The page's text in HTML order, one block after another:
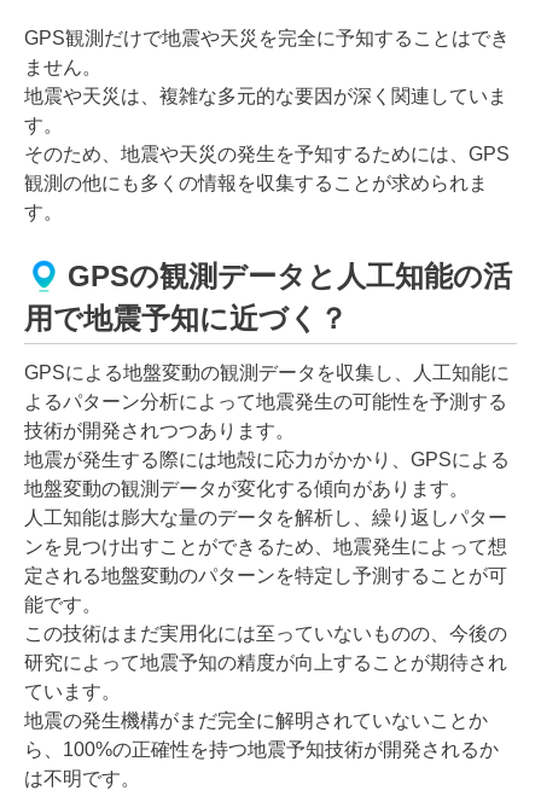
GPS観測だけで地震や天災を完全に予知することはでき
ません。
地震や天災は、複雑な多元的な要因が深く関連していま
す。
そのため、地震や天災の発生を予知するためには、GPS
観測の他にも多くの情報を収集することが求められま
す。
GPSの観測データと人工知能の活
用で地震予知に近づく？
GPSによる地盤変動の観測データを収集し、人工知能に
よるパターン分析によって地震発生の可能性を予測する
技術が開発されつつあります。
地震が発生する際には地殻に応力がかかり、GPSによる
地盤変動の観測データが変化する傾向があります。
人工知能は膨大な量のデータを解析し、繰り返しパター
ンを見つけ出すことができるため、地震発生によって想
定される地盤変動のパターンを特定し予測することが可
能です。
この技術はまだ実用化には至っていないものの、今後の
研究によって地震予知の精度が向上することが期待され
ています。
地震の発生機構がまだ完全に解明されていないことか
ら、100%の正確性を持つ地震予知技術が開発されるか
は不明です。